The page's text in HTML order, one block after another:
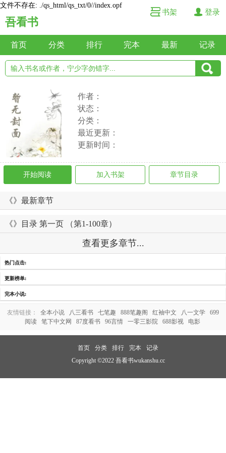
文件不存在: ./qs_html/qs_txt/0//index.opf
吾看书
书架 登录
首页 分类 排行 完本 最新 记录
作者：
状态：
分类：
最近更新：
更新时间：
开始阅读 加入书架 章节目录
《》最新章节
《》目录 第一页 （第1-100章）
查看更多章节...
热门点击:
更新榜单:
完本小说:
友情链接： 全本小说 八三看书 七笔趣 888笔趣阁 红袖中文 八一文学
699
阅读
笔下中文网 87度看书 96言情 一零三影院 688影视 电影
首页 分类 排行 完本
记录
Copyright ©2022 吾看书wukanshu.cc